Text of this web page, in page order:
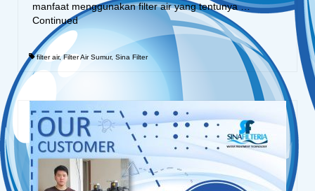
manfaat menggunakan filter air yang tentunya …
Continued
filter air,Filter Air Sumur, Sina Filter